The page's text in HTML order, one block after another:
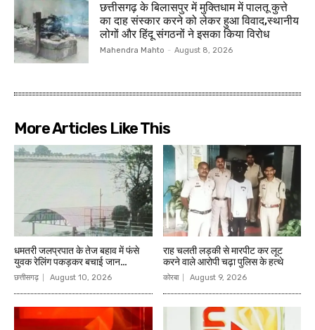
छत्तीसगढ़ के बिलासपुर में मुक्तिधाम में पालतू कुत्ते
का दाह संस्कार करने को लेकर हुआ विवाद,स्थानीय
लोगों और हिंदू संगठनों ने इसका किया विरोध
Mahendra Mahto - August 8, 2026
More Articles Like This
धमतरी जलप्रपात के तेज बहाव में फंसे
युवक रेलिंग पकड़कर बचाई जान…
छत्तीसगढ़ August 10, 2026
राह चलती लड़की से मारपीट कर लूट
करने वाले आरोपी चढ़ा पुलिस के हत्थे
कोरबा August 9, 2026